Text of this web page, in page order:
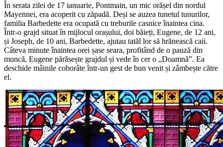
În serata zilei de 17 ianuarie, Pontmain, un mic orășel din nordul
Mayennei, era acoperit cu zăpadă. Deși se auzea tunetul tunurilor,
familia Barbedette era ocupată cu treburile casnice înaintea cina.
Într-o grajd situat în mijlocul orașului, doi băieți, Eugene, de 12 ani,
și Joseph, de 10 ani, Barbedette, ajutau tatăl lor să hrănească caii.
Câteva minute înaintea orei șase seara, profitând de o pauză din
muncă, Eugene părăsește grajdul și vede în cer o „Doamnă”. Ea
deschide mâinile coborâte într-un gest de bun venit și zâmbește către
el.